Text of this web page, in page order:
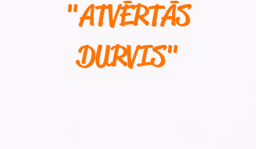
"ATVĒRTĀS
DURVIS"